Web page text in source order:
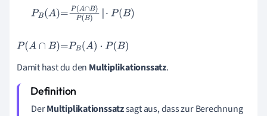
PB(A) ·P (B)
Damit hast du den Multiplikationssatz.
DerMultiplikationssatzsagt aus, dass zur Berechnung